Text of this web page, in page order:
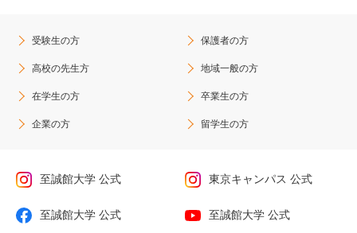
受験生の方 保護者の方
高校の先生方 地域一般の方
在学生の方 卒業生の方
企業の方 留学生の方
至誠館大学 公式 東京キャンパス 公式
至誠館大学 公式 至誠館大学 公式